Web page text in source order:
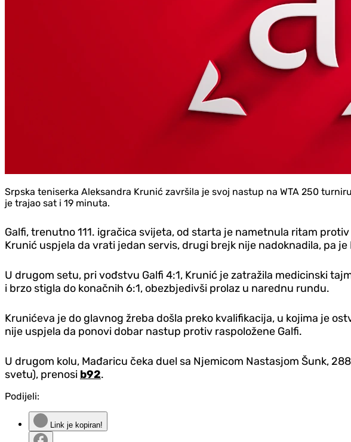
Srpska teniserka Aleksandra Krunić završila je svoj nastup na WTA 250
je trajao sat i 19 minuta.
Galfi, trenutno 111. igračica svijeta, od starta je nametnula ritam
Krunić uspjela da vrati jedan servis, drugi brejk nije nadoknadila, pa
U drugom setu, pri vođstvu Galfi 4:1, Krunić je zatražila medicinski
i brzo stigla do konačnih 6:1, obezbjedivši prolaz u narednu rundu.
Krunićeva je do glavnog žreba došla preko kvalifikacija, u kojima je
nije uspjela da ponovi dobar nastup protiv raspoložene Galfi.
U drugom kolu, Mađaricu čeka duel sa Njemicom Nastasjom Šunk,
svetu), prenosi b92.
Podijeli:
Link je kopiran!